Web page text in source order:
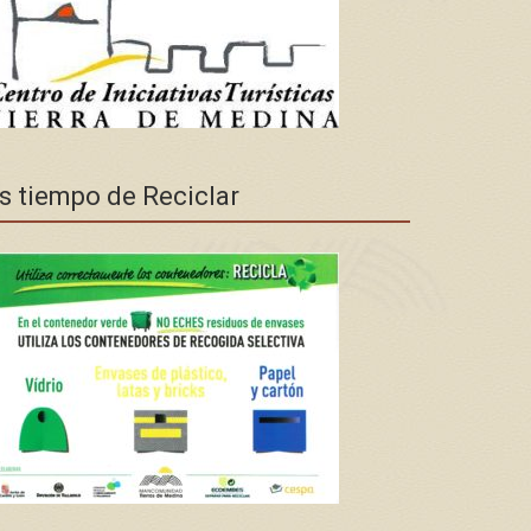
tiempo de Reciclar